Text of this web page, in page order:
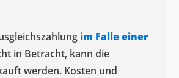
im Falle einer
in Betracht, kann die
werden. Kosten und